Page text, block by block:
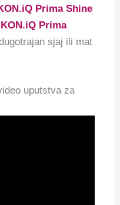
Prima Shine
IKON.iQ Prima
sjaj ili mat
uputstva za